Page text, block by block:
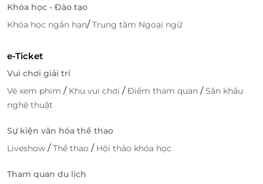
Khóa học - Đào tạo
Khóa học ngắn hạn/Trung tâm Ngoại ngữ
e-Ticket
Vui chơi giải trí
Vé xem phim / Khu vui chơi /Điểm tham quan /Sân khấu
nghệ thuật
Sự kiện văn hóa thể thao
Liveshow /Thể thao / Hội thảo khóa học
Tham quan du lịch